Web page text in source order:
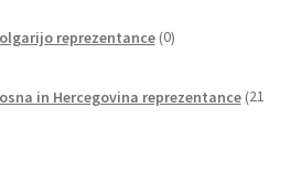
reprezentance 0izdelkov
in Hercegovina reprezentance 21